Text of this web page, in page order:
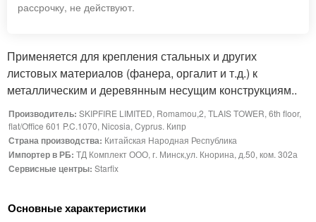
рассрочку, не действуют.
Применяется для крепления стальных и других
листовых материалов (фанера, оргалит и т.д.) к
металлическим и деревянным несущим конструкциям..
Производитель: SKIPFIRE LIMITED, Romamou,2, TLAIS TOWER, 6th floor,
flat/Office 601 P.C.1070, Nicosia, Cyprus. Кипр
Страна производства: Китайская Народная Республика
Импортер в РБ: ТД Комплект ООО, г. Минск,ул. Кнорина, д.50, ком. 302а
Сервисные центры: Starfix
Основные характеристики